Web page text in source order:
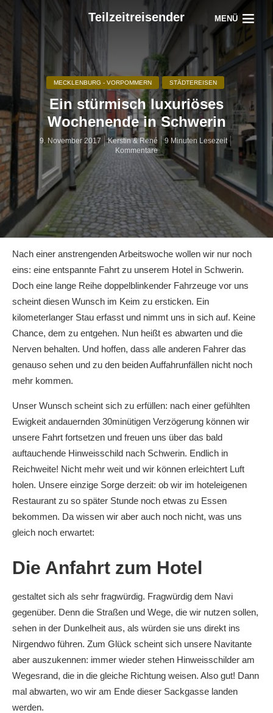
Teilzeitreisender MENÜ
MECKLENBURG - VORPOMMERN STÄDTEREISEN
Ein stürmisch luxuriöses
Wochenende in Schwerin
9. November 2017 Kerstin & René
9 Minuten Lesezeit
Kommentare
Nach einer anstrengenden Arbeitswoche wollen wir nur noch
eins: eine entspannte Fahrt zu unserem Hotel in Schwerin.
Doch eine lange Reihe doppelblinkender Fahrzeuge vor uns
scheint diesen Wunsch im Keim zu ersticken. Ein
kilometerlanger Stau erfasst und nimmt uns in sich auf. Keine
Chance, dem zu entgehen. Nun heißt es abwarten und die
Nerven behalten. Und hoffen, dass alle anderen Fahrer das
genauso sehen und zu den beiden Auffahrunfällen nicht noch
mehr kommen.
Unser Wunsch scheint sich zu erfüllen: nach einer gefühlten
Ewigkeit andauernden 30minütigen Verzögerung können wir
unsere Fahrt fortsetzen und freuen uns über das bald
auftauchende Hinweisschild nach Schwerin. Endlich in
Reichweite! Nicht mehr weit und wir können erleichtert Luft
holen. Unsere einzige Sorge derzeit: ob wir im hoteleigenen
Restaurant zu so später Stunde noch etwas zu Essen
bekommen. Da wissen wir aber auch noch nicht, was uns
gleich noch erwartet:
Die Anfahrt zum Hotel
gestaltet sich als sehr fragwürdig. Fragwürdig dem Navi
gegenüber. Denn die Straßen und Wege, die wir nutzen sollen,
sehen in der Dunkelheit aus, als würden sie uns direkt ins
Nirgendwo führen. Zum Glück scheint sich unsere Navitante
aber auszukennen: immer wieder stehen Hinweisschilder am
Wegesrand, die in die gleiche Richtung weisen. Also gut! Dann
mal abwarten, wo wir am Ende dieser Sackgasse landen
werden.